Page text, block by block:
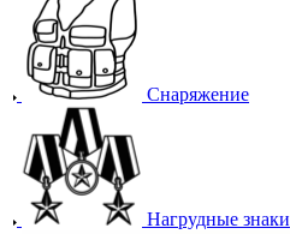
Снаряжение
Нагрудные знаки